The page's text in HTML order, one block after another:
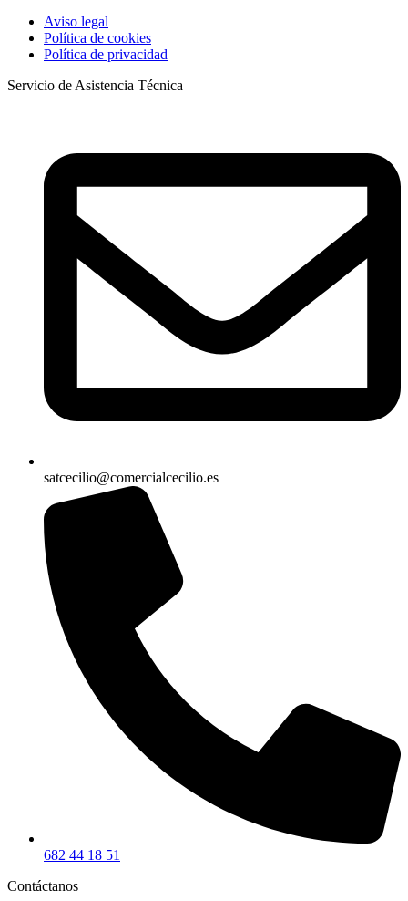
Aviso legal
Política de cookies
Política de privacidad
Servicio de Asistencia Técnica
satcecilio@comercialcecilio.es
682 44 18 51
Contáctanos